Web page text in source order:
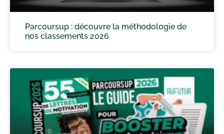
Parcoursup : découvre la méthodologie de
nos classements 2026